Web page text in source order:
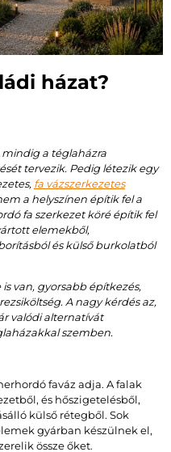
házat?
a téglaházra
tervezik. Pedig létezik egy
fa vázszerkezetes
a helyszínen építik fel a
fa szerkezet köré építik fel
elemekből,
és külső burkolatból
van, gyorsabb építkezés,
A nagy kérdés az,
valódi alternatívát
szemben.
faváz adja. A falak
és hőszigetelésből,
külső rétegből. Sok
gyárban készülnek el,
össze őket.